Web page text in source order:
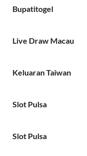
Bupatitogel
Live Draw Macau
Keluaran Taiwan
Slot Pulsa
Slot Pulsa